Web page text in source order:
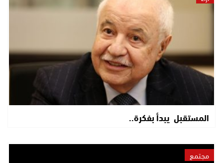
المستقبل يبدأ بفكرة..
مجتمع